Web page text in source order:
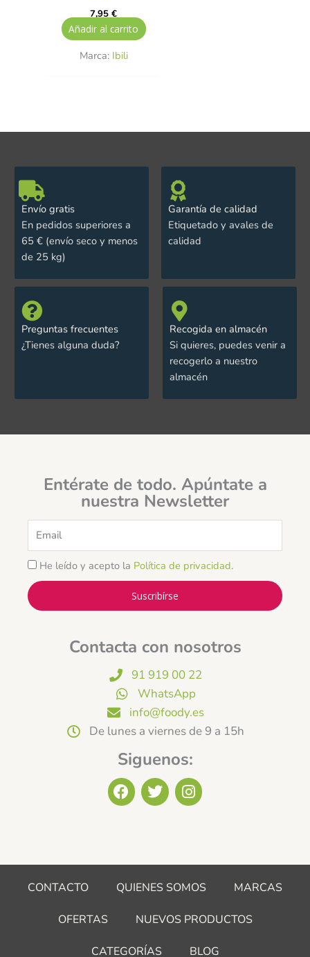
7,95€
Añadir al carrito
Marca: Ibili
Envío gratis
En pedidos superiores a
65 € (envío seco y menos
de 25 kg)
Garantía de calidad
Etiquetado y avales de
calidad
Preguntas frecuentes
¿Tienes alguna duda?
Recogida en almacén
Si quieres, puedes venir a
recogerlo a nuestro
almacén
Entérate de todo. Apúntate a
nuestra Newsletter
He leído y acepto la Política de privacidad.
Suscribírse
Contacta con nosotros
91 919 00 22
WhatsApp
info@foody.es
De lunes a viernes de 9 a 15h
Siguenos:
F
a
o
k
T
w
e
I
n
g
a
CONTACTO QUIENES SOMOS MARCAS
OFERTAS NUEVOS PRODUCTOS
CATEGORÍAS BLOG